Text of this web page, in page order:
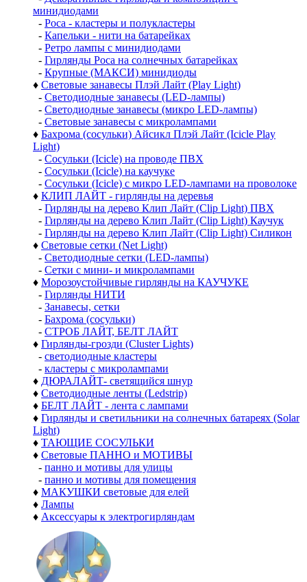
минидиодами
- Роса - кластеры и полукластеры
- Капельки - нити на батарейках
- Ретро лампы с минидиодами
- Гирлянды Роса на солнечных батарейках
- Крупные (МАКСИ) минидиоды
♦ Световые занавесы Плэй Лайт (Play Light)
- Светодиодные занавесы (LED-лампы)
- Светодиодные занавесы (микро LED-лампы)
- Световые занавесы с микролампами
♦ Бахрома (сосульки) Айсикл Плэй Лайт (Icicle Play
Light)
- Сосульки (Icicle) на проводе ПВХ
- Сосульки (Icicle) на каучуке
- Сосульки (Icicle) с микро LED-лампами на проволоке
♦ КЛИП ЛАЙТ - гирлянды на деревья
- Гирлянды на дерево Клип Лайт (Clip Light) ПВХ
- Гирлянды на дерево Клип Лайт (Clip Light) Каучук
- Гирлянды на дерево Клип Лайт (Clip Light) Силикон
♦ Световые сетки (Net Light)
- Светодиодные сетки (LED-лампы)
- Сетки с мини- и микролампами
♦ Морозоустойчивые гирлянды на КАУЧУКЕ
- Гирлянды НИТИ
- Занавесы, сетки
- Бахрома (сосульки)
- СТРОБ ЛАЙТ, БЕЛТ ЛАЙТ
♦ Гирлянды-грозди (Cluster Lights)
- светодиодные кластеры
- кластеры с микролампами
♦ ДЮРАЛАЙТ- светящийся шнур
♦ Светодиодные ленты (Ledstrip)
♦ БЕЛТ ЛАЙТ - лента с лампами
♦ Гирлянды и светильники на солнечных батареях (Solar
Light)
♦ ТАЮЩИЕ СОСУЛЬКИ
♦ Световые ПАННО и МОТИВЫ
- панно и мотивы для улицы
- панно и мотивы для помещения
♦ МАКУШКИ световые для елей
♦ Лампы
♦ Аксессуары к электрогирляндам